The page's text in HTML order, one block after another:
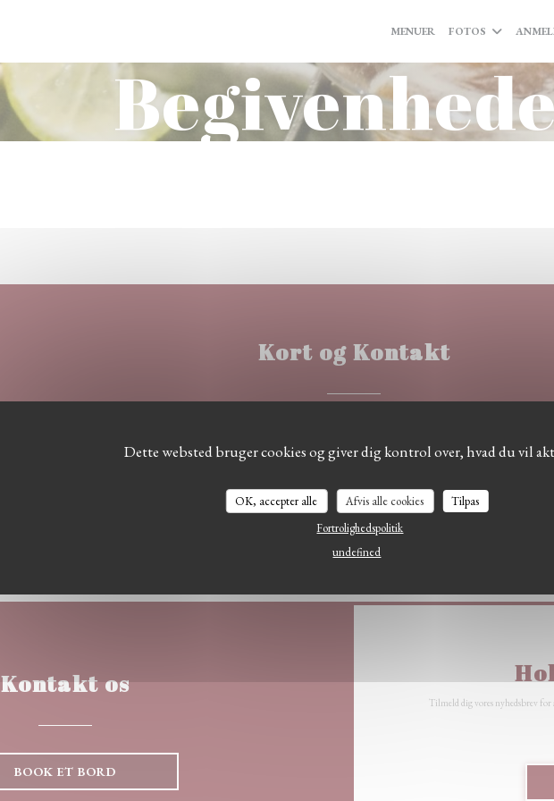
Dette websted bruger cookies og giver dig kontrol over, hvad du vil
OK, accepter alle Afvis alle cookies
Tilpas
Fortrolighedspolitik
undefined
MENUER FOTOS
Kort og Kontakt
Facebook ((åbner i et nyt vindue))
Instagram ((åbner i et nyt
Kontakt os
BOOK ET BORD
Tilmeld dig vores nyhedsbrev